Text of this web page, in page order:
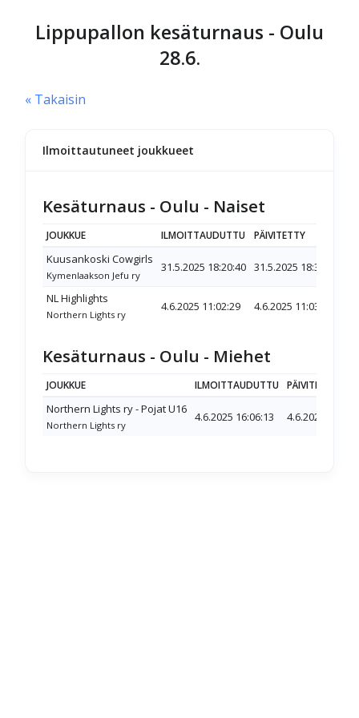
Lippupallon kesäturnaus - Oulu
28.6.
« Takaisin
Ilmoittautuneet joukkueet
Kesäturnaus - Oulu - Naiset
JOUKKUE ILMOITTAUDUTTU PÄIVITETTY
Kuusankoski Cowgirls
Kymenlaakson Jefu ry
31.5.2025 18:20:40 31.5.2025 18:32
NL Highlights
Northern Lights ry
4.6.2025 11:02:29 4.6.2025 11:03
Kesäturnaus - Oulu - Miehet
JOUKKUE ILMOITTAUDUTTU PÄIVITETTY
Northern Lights ry - Pojat U16
Northern Lights ry
4.6.2025 16:06:13 4.6.2025 16:06